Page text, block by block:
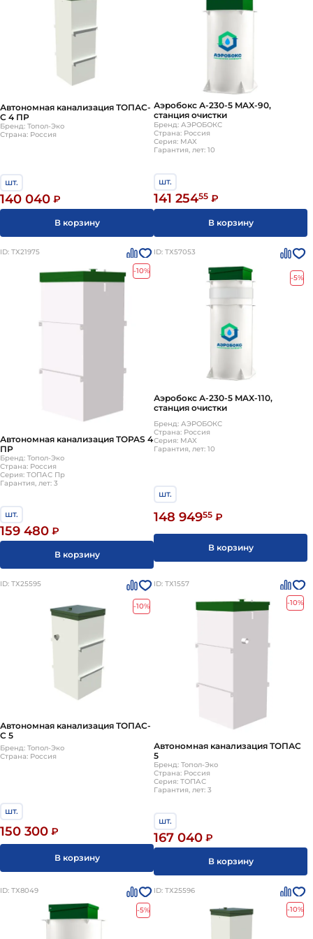
Автономная канализация ТОПАС-
С 4 ПР
Бренд: Топол-Эко
Страна: Россия
шт.
140 040 ₽
В корзину
Аэробокс А-230-5 MAX-90,
станция очистки
Бренд: АЭРОБОКС
Страна: Россия
Серия: MAX
Гарантия, лет: 10
шт.
141 25455 ₽
В корзину
ID: ТХ21975
-10%
Автономная канализация TOPAS 4
ПР
Бренд: Топол-Эко
Страна: Россия
Серия: ТОПАС Пр
Гарантия, лет: 3
шт.
159 480 ₽
В корзину
ID: ТХ57053
-5%
Аэробокс А-230-5 MAX-110,
станция очистки
Бренд: АЭРОБОКС
Страна: Россия
Серия: MAX
Гарантия, лет: 10
шт.
148 94955 ₽
В корзину
ID: ТХ25595
-10%
Автономная канализация ТОПАС-
С 5
Бренд: Топол-Эко
Страна: Россия
шт.
150 300 ₽
В корзину
ID: ТХ1557
-10%
Автономная канализация ТОПАС
5
Бренд: Топол-Эко
Страна: Россия
Серия: ТОПАС
Гарантия, лет: 3
шт.
167 040 ₽
В корзину
ID: ТХ8049
-5%
ID: ТХ25596
-10%